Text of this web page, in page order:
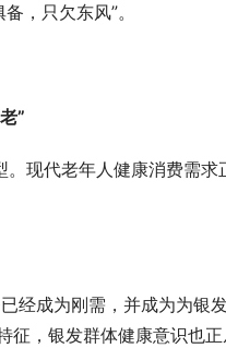
，只欠东风”。
”
。现代老年人健康消费需求
经成为刚需，并成为为银
征，银发群体健康意识也